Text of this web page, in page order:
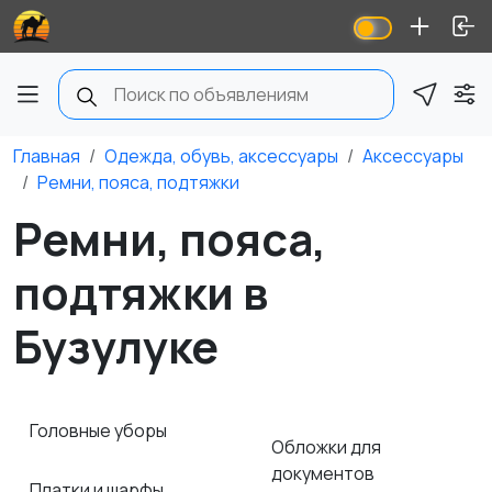
Главная Одежда, обувь, аксессуары
Аксессуары
Ремни, пояса, подтяжки
Ремни, пояса,
подтяжки в
Бузулуке
Головные уборы
Обложки для
документов